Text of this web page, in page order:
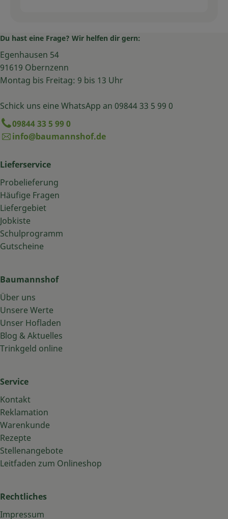
Du hast eine Frage? Wir helfen dir gern:
Egenhausen 54
91619 Obernzenn
Montag bis Freitag: 9 bis 13 Uhr
Schick uns eine WhatsApp an 09844 33 5 99 0
09844 33 5 99 0
info@baumannshof.de
Lieferservice
Probelieferung
Häufige Fragen
Liefergebiet
Jobkiste
Schulprogramm
Gutscheine
Baumannshof
Über uns
Unsere Werte
Unser Hofladen
Blog & Aktuelles
Trinkgeld online
Service
Kontakt
Reklamation
Warenkunde
Rezepte
Stellenangebote
Leitfaden zum Onlineshop
Rechtliches
Impressum